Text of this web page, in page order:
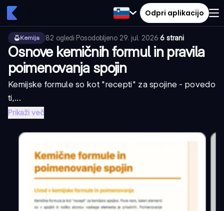
Odpri aplikacijo
Kemija 82 ogledi·Posodobljeno 29. jul. 2026·6 strani
Osnove kemičnih formul in pravila
poimenovanja spojin
Kemijske formule so kot "recepti" za spojine - povedo
ti,...
Prikaži več